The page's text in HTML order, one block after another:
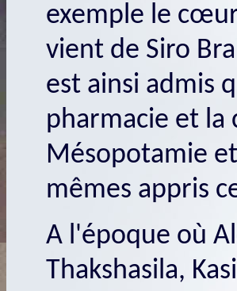
exemple le
vient de Siro
est ainsi admis
pharmacie et la
Mésopotamie
mêmes appris
A l'époque où
Thakshasila,